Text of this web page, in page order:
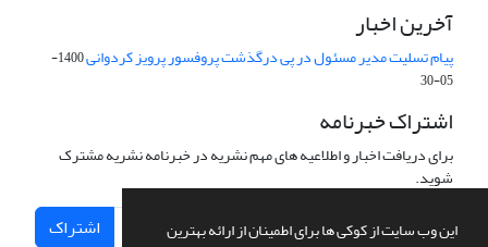
این وب سایت از کوکی ها برای اطمینان از ارائه بهترین
آخرین اخبار
پیام تسلیت مدیر مسئول در پی درگذشت پروفسور پرویز کردوانی
1400-
05-30
اشتراک خبرنامه
برای دریافت اخبار و اطلاعیه های مهم نشریه در خبرنامه نشریه مشترک
شوید.
اشتراک